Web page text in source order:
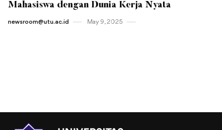
Mahasiswa dengan Dunia Kerja Nyata
newsroom@utu.ac.id May 9 , 2025